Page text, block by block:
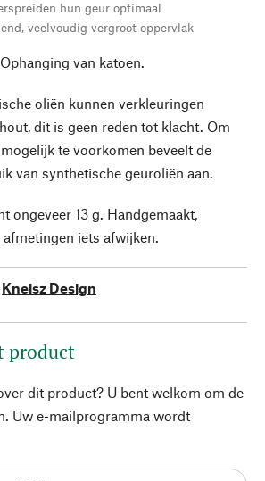
hun geur optimaal
veelvoudig vergroot oppervlak
van katoen.
oliën kunnen verkleuringen
dit is geen reden tot klacht. Om
te voorkomen beveelt de
van synthetische geuroliën aan.
ongeveer 13 g. Handgemaakt,
iets afwijken.
Kneisz Design
product
dit product? U bent welkom om de
Uw e-mailprogramma wordt